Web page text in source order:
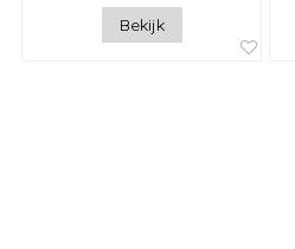
Bekijk